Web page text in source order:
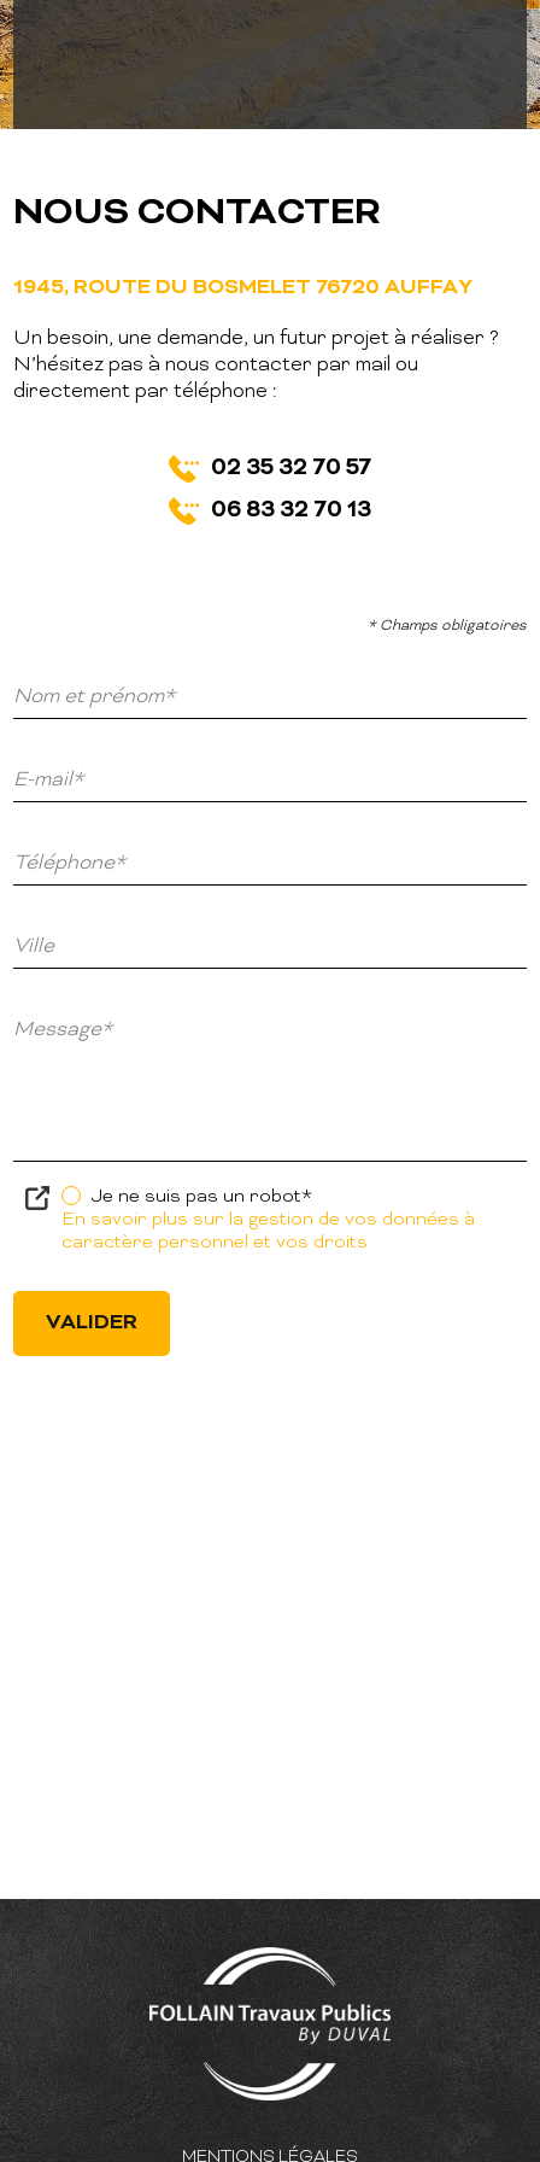
LIRE LA SUITE
* Champs obligatoires
Nom et prénom*
E-mail*
Téléphone*
Ville
Message*
Je ne suis pas un robot*
En savoir plus sur la gestion de vos données à
caractère personnel et vos droits
VALIDER
NOUS CONTACTER
1945, ROUTE DU BOSMELET 76720 AUFFAY
Un besoin, une demande, un futur projet à réaliser ?
N’hésitez pas à nous contacter par mail ou
directement par téléphone :
02 35 32 70 57
06 83 32 70 13